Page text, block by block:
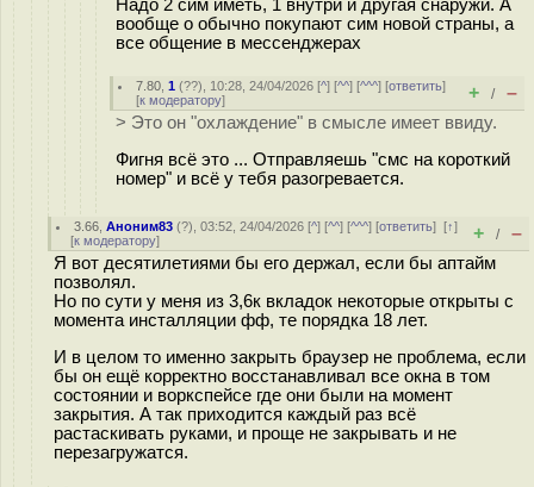
Надо 2 сим иметь, 1 внутри и другая снаружи. А
вообще о обычно покупают сим новой страны, а
все общение в мессенджерах
7.80 ,1 (??), 10:28, 24/04/2026 [^] [^^] [^^^] [ответить]
[к модератору] + / –
> Это он "охлаждение" в смысле имеет ввиду.
Фигня всё это ... Отправляешь "смс на короткий
номер" и всё у тебя разогревается.
3.66 ,Аноним83 (?), 03:52, 24/04/2026 [^] [^^] [^^^] [ответить][↑]
[к модератору] + / –
Я вот десятилетиями бы его держал, если бы аптайм
позволял.
Но по сути у меня из 3,6к вкладок некоторые открыты с
момента инсталляции фф, те порядка 18 лет.
И в целом то именно закрыть браузер не проблема, если
бы он ещё корректно восстанавливал все окна в том
состоянии и воркспейсе где они были на момент
закрытия. А так приходится каждый раз всё
растаскивать руками, и проще не закрывать и не
перезагружатся.